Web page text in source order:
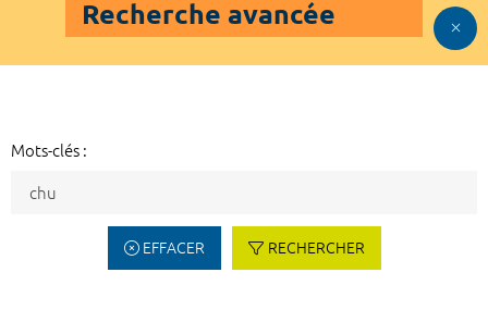
Recherche avancée
Mots-clés :
EFFACER RECHERCHER